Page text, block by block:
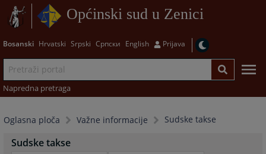
Općinski sud u Zenici
Bosanski Hrvatski Srpski Српски English Prijava
Napredna pretraga
Oglasna ploča Važne informacije Sudske takse
Sudske takse